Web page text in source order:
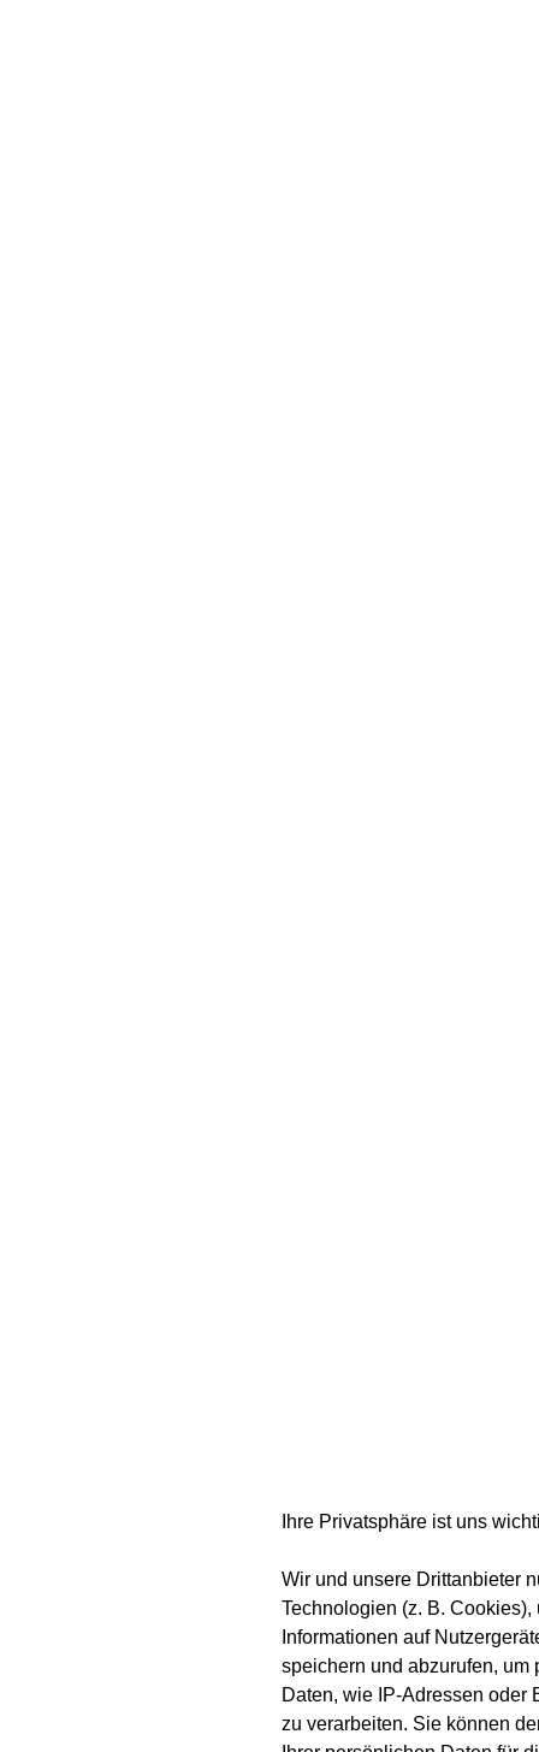
Ihre Privatsphäre ist uns
Wir und unsere Drittanbieter
Technologien (z. B. Cookies),
Informationen auf
speichern und abzurufen, um
Daten, wie IP-Adressen oder
zu verarbeiten. Sie können